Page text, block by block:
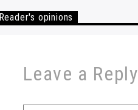
Reader's opinions
Leave a Reply